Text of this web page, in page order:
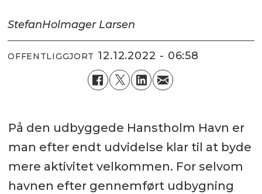
StefanHolmager Larsen
OFFENTLIGGJORT 12.12.2022 - 06:58
På den udbyggede Hanstholm Havn er
man efter endt udvidelse klar til at byde
mere aktivitet velkommen. For selvom
havnen efter gennemført udbygning